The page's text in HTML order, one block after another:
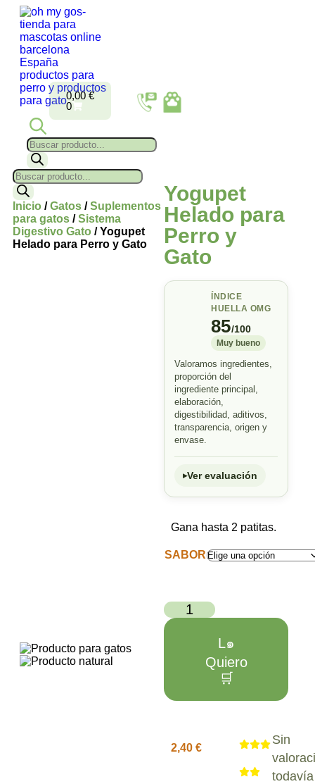
0,00€
0
Inicio /Gatos /Suplementos
para gatos /Sistema
Digestivo Gato / Yogupet
Helado para Perro y Gato
Yogupet
Helado para
Perro y
Gato
ÍNDICE
HUELLA OMG
85/100
Muy bueno
Valoramos ingredientes,
proporción del
ingrediente principal,
elaboración,
digestibilidad, aditivos,
transparencia, origen y
envase.
Ver evaluación
Gana hasta 2 patitas.
SABOR
L๑
Quiero
🛒
2,40€
Sin
todavía